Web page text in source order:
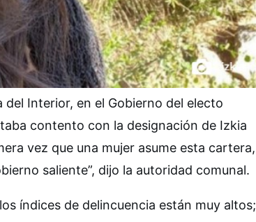
Interior, en el Gobierno del electo
contento con la designación de Izkia
vez que una mujer asume esta cartera,
saliente”, dijo la autoridad comunal.
índices de delincuencia están muy altos;